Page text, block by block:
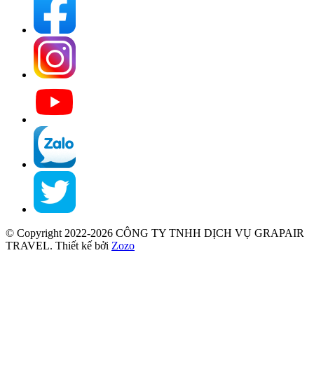
© Copyright 2022-2026 CÔNG TY TNHH DỊCH VỤ GRAPAIR
TRAVEL. Thiết kế bởi Zozo